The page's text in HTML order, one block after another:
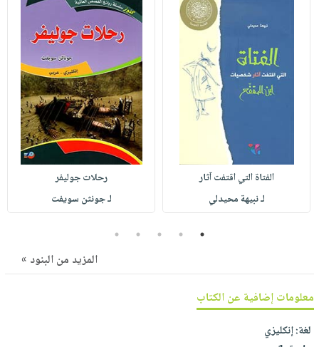
وفرات
انشر
كتابك
الفتاة التي اقتفت آثار
لـ نبيهة محيدلي
رحلات جوليفر
لـ جونثن سويفت
1
2
3
4
5
المزيد من البنود »
معلومات إضافية عن الكتاب
لغة:إنكليزي